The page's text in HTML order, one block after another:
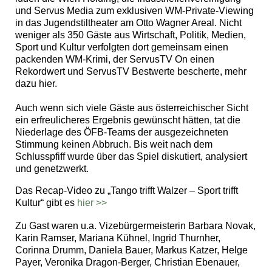
und Servus Media zum exklusiven WM-Private-Viewing
in das Jugendstiltheater am Otto Wagner Areal. Nicht
weniger als 350 Gäste aus Wirtschaft, Politik, Medien,
Sport und Kultur verfolgten dort gemeinsam einen
packenden WM-Krimi, der ServusTV On einen
Rekordwert und ServusTV Bestwerte bescherte, mehr
dazu hier.
Auch wenn sich viele Gäste aus österreichischer Sicht
ein erfreulicheres Ergebnis gewünscht hätten, tat die
Niederlage des ÖFB-Teams der ausgezeichneten
Stimmung keinen Abbruch. Bis weit nach dem
Schlusspfiff wurde über das Spiel diskutiert, analysiert
und genetzwerkt.
Das Recap-Video zu „Tango trifft Walzer – Sport trifft
Kultur“ gibt es hier >>
Zu Gast waren u.a. Vizebürgermeisterin Barbara Novak,
Karin Ramser, Mariana Kühnel, Ingrid Thurnher,
Corinna Drumm, Daniela Bauer, Markus Katzer, Helge
Payer, Veronika Dragon-Berger, Christian Ebenauer,